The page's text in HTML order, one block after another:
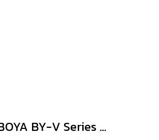
BOYA BY-V Series V2.0